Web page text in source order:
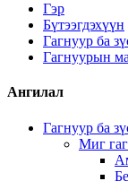
Гэр
Бүтээгдэхүүн
Гагнуур ба
Гагнуурын
Ангилал
Гагнуур ба
Миг